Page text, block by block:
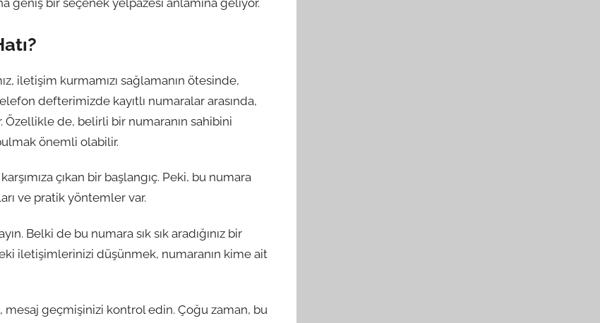
iletişim kurmamızı sağlamanın ötesinde,
defterimizde kayıtlı numaralar arasında,
de, belirli bir numaranın sahibini
önemli olabilir.
çıkan bir başlangıç. Peki, bu numara
ve pratik yöntemler var.
Belki de bu numara sık sık aradığınız bir
iletişimlerinizi düşünmek, numaranın kime ait
mesaj geçmişinizi kontrol edin. Çoğu zaman, bu